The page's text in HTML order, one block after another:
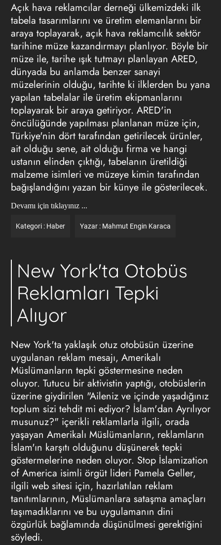
Açık hava reklamcılar derneği ülkemizdeki ilk
tabela tasarımlarını ve üretim elemanlarını bir
araya toplayarak, açık hava reklamcılık sektör
tarihine müze kazandırmayı planlıyor. Böyle bir
müze ile, tarihe ışık tutmayı planlayan ARED,
dünyada bu anlamda benzer sanayi
müzelerinin olduğu, tarihte ki ilklerden bu yana
yapılan tabelalar ile üretim ekipmanlarını
toplayarak bir araya getiriyor. ARED'in
öncülüğünde yapılması planlanan müze için,
Türkiye'nin dört tarafından getirilecek ürünler,
ait olduğu sene, ait olduğu firma ve hangi
ustanın elinden çıktığı, tabelanın üretildiği
malzeme isimleri ve müzeye kimin tarafından
bağışlandığını yazan bir künye ile gösterilecek.
Devamı için tıklayınız ...
Kategori : Haber Yazar : Mahmut Engin Karaca
New York'ta Otobüs
Reklamları Tepki
Alıyor
New York'ta yaklaşık otuz otobüsün üzerine
uygulanan reklam mesajı, Amerikalı
Müslümanların tepki göstermesine neden
oluyor. Tutucu bir aktivistin yaptığı, otobüslerin
üzerine giydirilen "Aileniz ve içinde yaşadığınız
toplum sizi tehdit mi ediyor? İslam'dan Ayrılıyor
musunuz?" içerikli reklamlarla ilgili, orada
yaşayan Amerikalı Müslümanların, reklamların
İslam'ın karşıtı olduğunu düşünerek tepki
göstermelerine neden oluyor. Stop İslamization
of America isimli örgüt lideri Pamela Geller,
ilgili web sitesi için, hazırlatılan reklam
tanıtımlarının, Müslümanlara sataşma amaçları
taşımadıklarını ve bu uygulamanın dini
özgürlük bağlamında düşünülmesi gerektiğini
söyledi.